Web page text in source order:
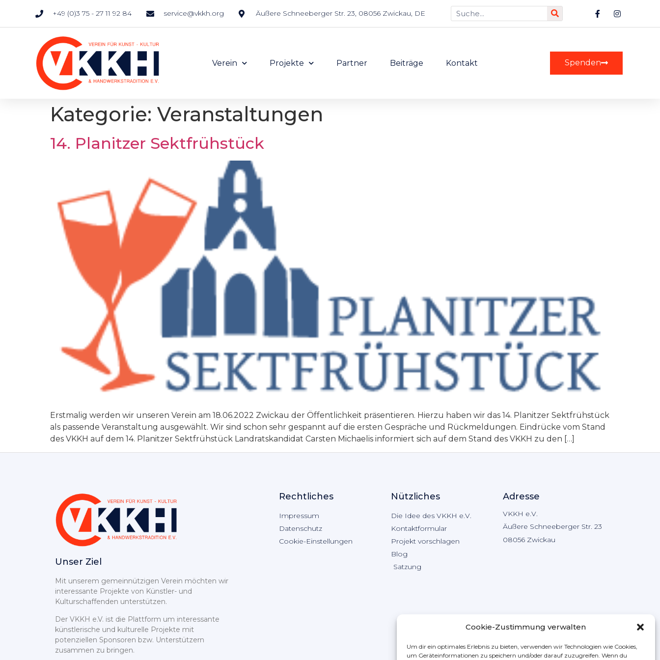
Cookie-Zustimmung verwalten
Um dir ein optimales Erlebnis zu bieten, verwenden wir Technologien wie Cookies,
um Geräteinformationen zu speichern und/oder darauf zuzugreifen. Wenn du
+49 (0)3 75 - 27 11 92 84 service@vkkh.org Äußere Schneeberger Str. 23, 08056 Zwickau, DE
Verein Projekte Partner Beiträge Kontakt Spenden
Kategorie: Veranstaltungen
14. Planitzer Sektfrühstück
Erstmalig werden wir unseren Verein am 18.06.2022 Zwickau der Öffentlichkeit präsentieren. Hierzu haben wir das 14. Planitzer Sektfrühstück
als passende Veranstaltung ausgewählt. Wir sind schon sehr gespannt auf die ersten Gespräche und Rückmeldungen. Eindrücke vom Stand
des VKKH auf dem 14. Planitzer Sektfrühstück Landratskandidat Carsten Michaelis informiert sich auf dem Stand des VKKH zu den […]
Unser Ziel
Mit unserem gemeinnützigen Verein möchten wir
interessante Projekte von Künstler- und
Kulturschaffenden unterstützen.
Der VKKH e.V. ist die Plattform um interessante
künstlerische und kulturelle Projekte mit
potenziellen Sponsoren bzw. Unterstützern
zusammen zu bringen.
Rechtliches
Impressum
Datenschutz
Cookie-Einstellungen
Nützliches
Die Idee des VKKH e.V.
Kontaktformular
Projekt vorschlagen
Blog
Satzung
Adresse
VKKH e.V.
Äußere Schneeberger Str. 23
08056 Zwickau